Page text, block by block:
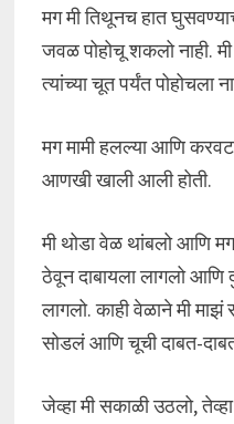
मग मी तिथूनच हात
जवळ पोहोचू शकलो नाही.
त्यांच्या चूत पर्यंत पोहोचला
मग मामी हलल्या आणि
आणखी खाली आली होती.
मी थोडा वेळ थांबलो आणि मग
ठेवून दाबायला लागलो आणि
लागलो. काही वेळाने मी माझं
सोडलं आणि चूची दाबत-
जेव्हा मी सकाळी उठलो, तेव्हा